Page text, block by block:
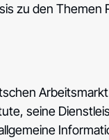
zu den Themen
seine